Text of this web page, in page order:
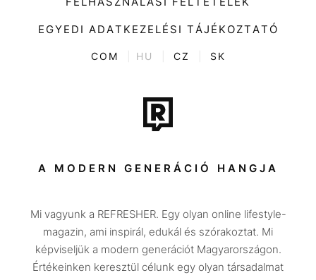
Kultúra
ENTR
Tech-Tudomány
Sport
Társadalom
Utazás
Életmód
Design
EGYEDI ADATKEZELÉSI TÁJÉKOZTATÓ
COM HU CZ SK
A MODERN GENERÁCIÓ HANGJA
Mi vagyunk a REFRESHER. Egy olyan online lifestyle-
magazin, ami inspirál, edukál és szórakoztat. Mi
képviseljük a modern generációt Magyarországon.
Értékeinken keresztül célunk egy olyan társadalmat